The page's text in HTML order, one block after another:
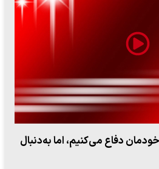
دفاع می‌کنیم، اما به‌دنبال